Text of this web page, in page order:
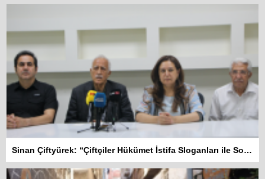
Sinan Çiftyürek: “Çiftçiler Hükümet İstifa Sloganları ile Sokakta”